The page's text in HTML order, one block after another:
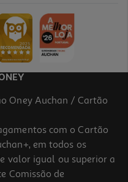
Oney Auchan / Cartão
com o Cartão
em todos os
valor igual ou superior a
Comissão de